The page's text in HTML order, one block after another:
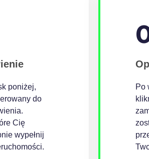
poniżej,
do
Cię
wypełnij
Po